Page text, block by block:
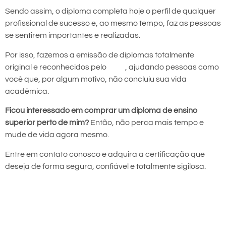
Sendo assim, o diploma completa hoje o perfil de qualquer
profissional de sucesso e, ao mesmo tempo, faz as pessoas
se sentirem importantes e realizadas.
Por isso, fazemos a emissão de diplomas totalmente
original e reconhecidos pelo
, ajudando pessoas como
você que, por algum motivo, não concluiu sua vida
acadêmica.
Ficou interessado em comprar um diploma de ensino
superior perto de mim? Então, não perca mais tempo e
mude de vida agora mesmo.
Entre em contato conosco e adquira a certificação que
deseja de forma segura, confiável e totalmente sigilosa.